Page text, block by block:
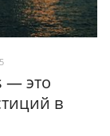
— это
в